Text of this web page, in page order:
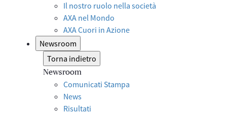
Il nostro ruolo nella società
AXA nel Mondo
AXA Cuori in Azione
Newsroom
Torna indietro
Newsroom
Comunicati Stampa
News
Risultati